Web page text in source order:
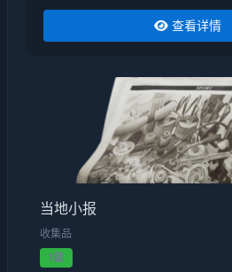
查看详情
当地小报
收集品
1级